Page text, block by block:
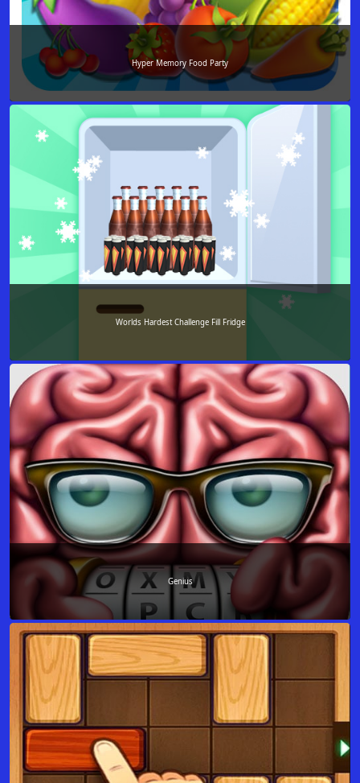
Hyper Memory Food Party
Worlds Hardest Challenge Fill Fridge
Genius